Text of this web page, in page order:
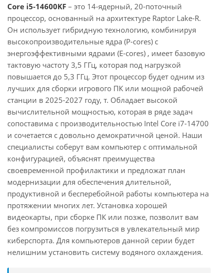
Core i5-14600KF – это 14-ядерный, 20-поточный
процессор, основанный на архитектуре Raptor Lake-R.
Он использует гибридную технологию, комбинируя
высокопроизводительные ядра (P-cores) с
энергоэффективными ядрами (E-cores) , имеет базовую
тактовую частоту 3,5 ГГц, которая под нагрузкой
повышается до 5,3 ГГц. Этот процессор будет одним из
лучших для сборки игрового ПК или мощной рабочей
станции в 2025-2027 году, т. Обладает высокой
вычислительной мощностью, которая в ряде задач
сопоставима с производительностью Intel Core i7-14700
и сочетается с довольно демократичной ценой. Наши
специалисты соберут вам компьютер с оптимальной
конфигурацией, объяснят преимущества
своевременной профилактики и предложат план
модернизации для обеспечения длительной,
продуктивной и бесперебойной работы компьютера на
протяжении многих лет. Установка хорошей
видеокарты, при сборке ПК или позже, позволит вам
без компромиссов погрузиться в увлекательный мир
киберспорта. Для компьютеров данной серии будет
нелишним установить систему водяного охлаждения.